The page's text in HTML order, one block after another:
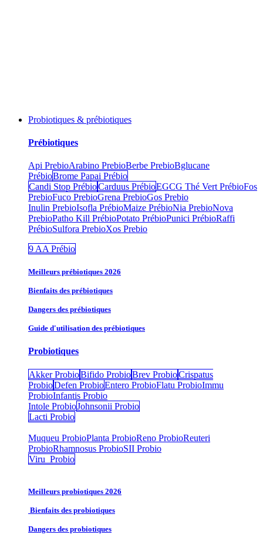
Probiotiques & prébiotiques
Prébiotiques
Api PrebioArabino PrebioBerbe PrebioBglucane
PrébioBrome Papai Prébio
Candi Stop PrébioCarduus PrébioEGCG Thé Vert PrébioFos
PrebioFuco PrebioGrena PrebioGos Prebio
Inulin PrebioIsofla PrébioMaize PrébioNia PrebioNova
PrebioPatho Kill PrébioPotato PrébioPunici PrébioRaffi
PrébioSulfora PrebioXos Prebio
9 AA Prébio
Meilleurs prébiotiques 2026
Bienfaits des prébiotiques
Dangers des prébiotiques
Guide d'utilisation des prébiotiques
Probiotiques
Akker ProbioBifido ProbioBrev ProbioCrispatus
ProbioDefen ProbioEntero Probio​Flatu Probio​Immu
ProbioInfantis Probio
Intole ProbioJohnsonii Probio
Lacti Probio
Muqueu ProbioPlanta ProbioReno ProbioReuteri
ProbioRhamnosus ProbioSII Probio
Viru Probio
Meilleurs probiotiques 2026
Bienfaits des probiotiques
Dangers des probiotiques